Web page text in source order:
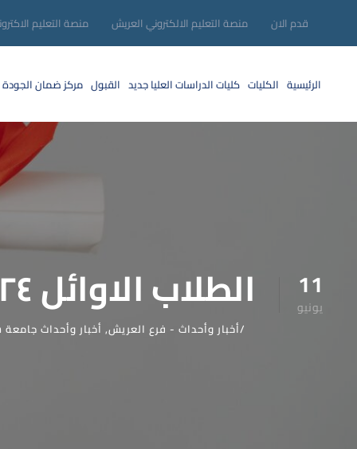
قدم الان منصة التعليم الالكتروني العريش منصة التعليم
الرئيسية الكليات كليات الدراسات العلياجديد القبول مركز ضمان الجودة
11
يونيو الطلاب الاوائل ٢٠٢٤
أخبار وأحداث - فرع العريش, أخبار وأحداث جامعة